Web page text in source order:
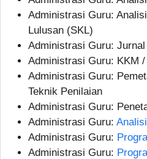
Administrasi Guru:
Lulusan (SKL)
Administrasi Guru:
Administrasi Guru: KKM
Administrasi Guru:
Teknik Penilaian
Administrasi Guru:
Administrasi Guru:
Administrasi Guru:
Administrasi Guru: